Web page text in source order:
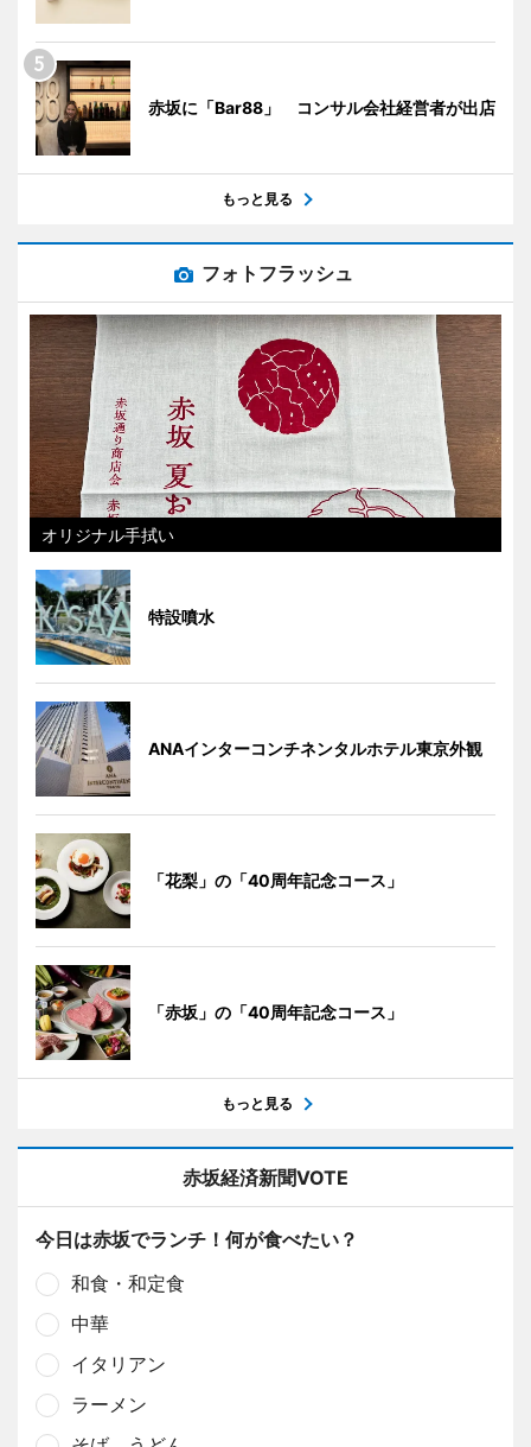
赤坂に「Bar88」 コンサル会社経営者が出店
もっと見る
フォトフラッシュ
オリジナル手拭い
特設噴水
ANAインターコンチネンタルホテル東京外観
「花梨」の「40周年記念コース」
「赤坂」の「40周年記念コース」
もっと見る
赤坂経済新聞VOTE
今日は赤坂でランチ！何が食べたい？
和食・和定食
中華
イタリアン
ラーメン